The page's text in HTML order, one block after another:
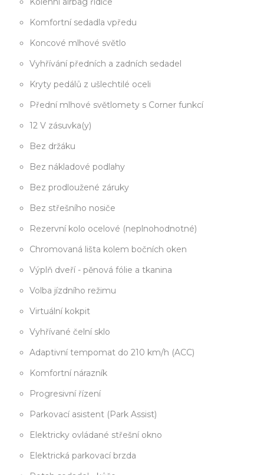
Komfortní sedadla vpředu
Koncové mlhové světlo
Vyhřívání předních a zadních sedadel
Kryty pedálů z ušlechtilé oceli
Přední mlhové světlomety s Corner funkcí
12 V zásuvka(y)
Bez držáku
Bez nákladové podlahy
Bez prodloužené záruky
Bez střešního nosiče
Rezervní kolo ocelové (neplnohodnotné)
Chromovaná lišta kolem bočních oken
Výplň dveří - pěnová fólie a tkanina
Volba jízdního režimu
Virtuální kokpit
Vyhřívané čelní sklo
Adaptivní tempomat do 210 km/h (ACC)
Komfortní nárazník
Progresivní řízení
Parkovací asistent (Park Assist)
Elektricky ovládané střešní okno
Elektrická parkovací brzda